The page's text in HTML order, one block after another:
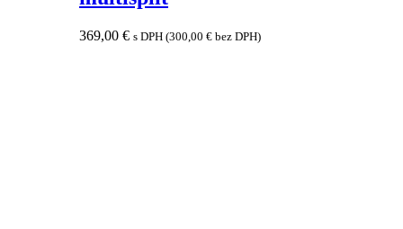
369,00 € s DPH (300,00 € bez DPH)